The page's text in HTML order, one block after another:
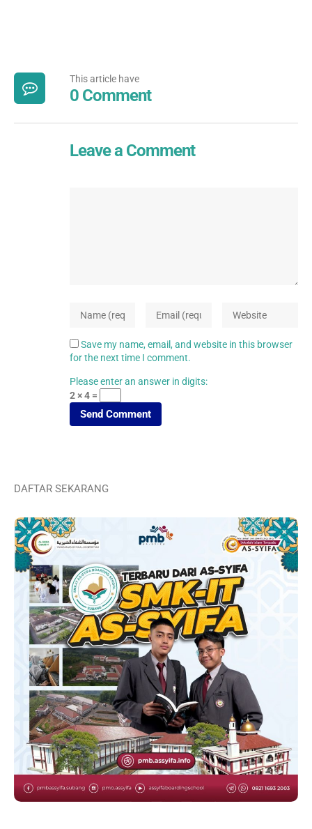
This article have
0 Comment
Leave a Comment
Save my name, email, and website in this browser
for the next time I comment.
Please enter an answer in digits:
2 × 4 =
DAFTAR SEKARANG